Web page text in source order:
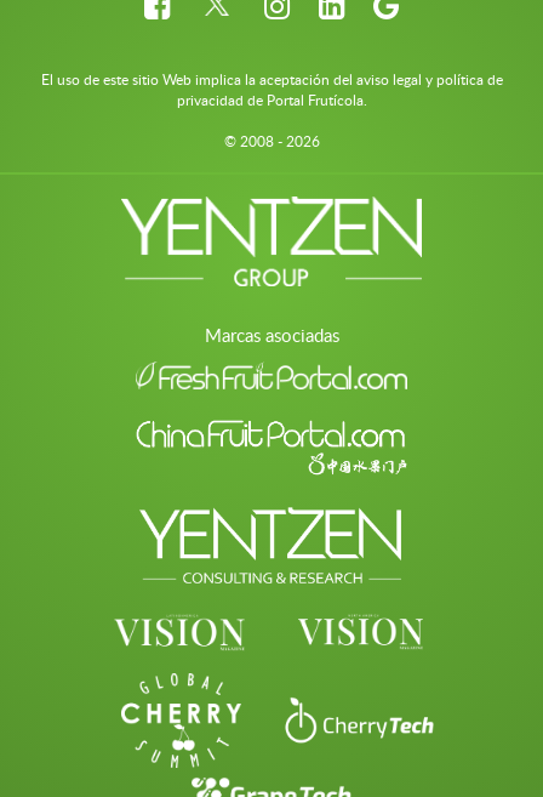
El uso de este sitio Web implica la aceptación del aviso legal y política de
privacidad de Portal Frutícola.
© 2008 - 2026
Marcas asociadas